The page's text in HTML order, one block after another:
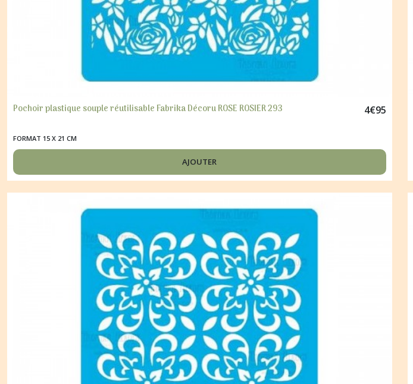
Pochoir plastique souple réutilisable Fabrika Décoru ROSE ROSIER 293 4€95
FORMAT 15 X 21 CM
AJOUTER